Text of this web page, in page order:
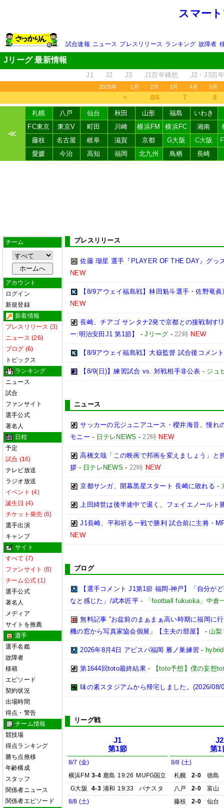
スマー
試合速報 ニュース プレスリリース ランキング 故障者
Jリーグ 最新情報
J1 J2 J3 J1百年構想 J2・J3百
2026年 1月 2月 3月 4月 5月
＜ 8/6 7 8
≪
札幌 八戸 仙台 秋田 山形 福島
いわき
FC東京
東京V 町田 川崎 横浜FM 横浜FC 湘南
藤枝
名古屋 岐阜 滋賀 京都 G大阪 C大阪
愛媛
今治 高知 福岡 北九州 鳥栖 長崎
チーム
アカウント
ログイン
新規登録
新着情報
プレスリリース (3)
ニュース (26)
ブログ (6)
トピックス
ランキング
ニュース
試合
ファンサイト
選手公式
著名人
日程
予定
試合 (16)
テレビ放送
ラジオ放送
イベント (4)
誕生日 (4)
チケット発売 (6)
選手出演
キャンプ
サイト
すべて (7)
ファンサイト (6)
チーム公式 (1)
選手公式
著名人
メディア
サイトを推薦
選手
選手名鑑
故障者
移籍
エピソード
契約状況
出場時間
得点・警告
チーム情報
競技場
得点ランキング
勝ち点推移
年齢構成
スタッフ
関係者ニュース
関係者エピソード
プレスリリース
佐藤 瑠星 選手『PLAYER OF THE DAY』グッ
NEW
【8/9アウェイ福島戦】林田魁斗選手・佐野竜
NEW
長崎、チアゴ サンタナ2発で京都との接戦制す
ー:明治安田J1 第1節】
-Jリーグ -22時 NEW
【8/9アウェイ福島戦】大嶽監督 試合後コメント
【8/9(日)】練習試合 vs. 対戦相手非公表 - ジュ
ニュース
サッカーの元ジュニアユース・櫻井海音、憧
モニー - 日テレNEWS -22時 NEW
高橋文哉「この映画で邦画を変えましょう」
拶 - 日テレNEWS - 22時 NEW
京都サンガ、開幕黒星スタート 長崎に敗れる -
上田綺世は後半途中で退く、フェイエノールト
J1長崎、平和祈る一戦で勝利 試合前に主将・
NEW
ブログ
【選手コメント J1第1節 福岡-神戸】「自分が
なと感じた」/武本匠平- 「football fukuoka」中倉
無料記事 ”お盆前のまぁまぁ高い時期に福岡に
機の窓から写真家協会個展」【主夫の部屋】
- 山梨
2026年8月4日 アビスパ福岡 雁ノ巣練習 -
第1644回toto最終結果 - 【toto予想】僕の妄想
味の素スタジアムから帰宅しました。(2026/08/
リーグ戦
J1
第1節
8/7 (金)
横浜FM 3-4 鹿島 19:26 MUFG国立
G大阪
4-3 浦和 19:33
パナスタ
8/8 (土)
J2
第1
8/8 (土)
札幌
2-0
徳島
八戸
2-0
富山
藤枝
2-0
仙台